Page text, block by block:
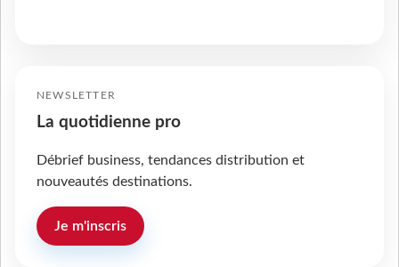
NEWSLETTER
La quotidienne pro
Débrief business, tendances distribution et
nouveautés destinations.
Je m'inscris